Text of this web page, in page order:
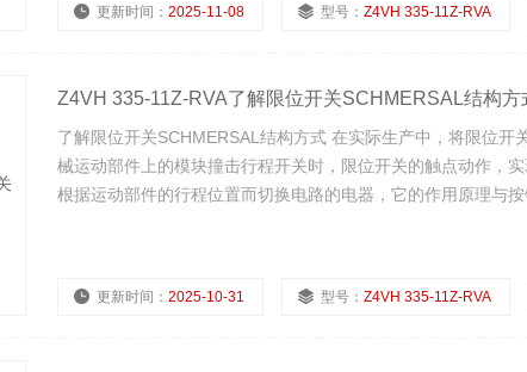
更新时间： 2025-11-08 型号： Z4VH 335-11Z-RVA
Z4VH 335-11Z-RVA了解限位开关SCHMERSAL结构方
了解限位开关SCHMERSAL结构方式 在实际生产中，将限位开
械运动部件上的模块撞击行程开关时，限位开关的触点动作，
根据运动部件的行程位置而切换电路的电器，它的作用原理与按
更新时间： 2025-10-31 型号： Z4VH 335-11Z-RVA